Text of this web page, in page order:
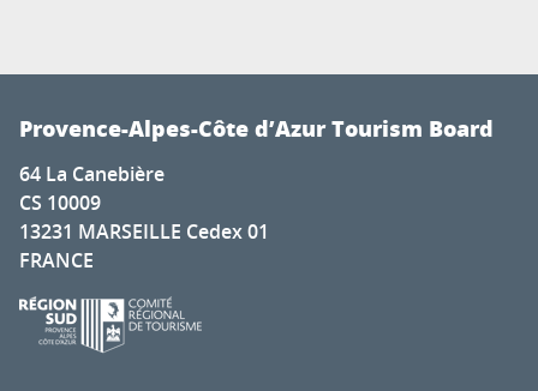
Provence-Alpes-Côte d’Azur Tourism Board
64 La Canebière
CS 10009
13231 MARSEILLE Cedex 01
FRANCE